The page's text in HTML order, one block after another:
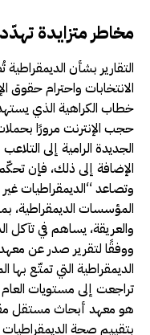
مخاطر متزايدة
التقارير بشأن
الانتخابات واحترام حقوق
خطاب الكراهية الذي
حجب الإنترنت مرورًا
الجديدة الرامية إلى
الإضافة إلى ذلك، فإن
وتصاعد “الديمقراطيات غير
المؤسسات الديمقراطية،
والعريقة، يساهم في تآكل
هو معهد أبحاث مستقل
بتقييم صحة